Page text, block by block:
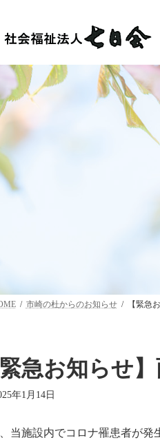
市崎の杜 【緊急
緊急お知らせ
年1月14日
当施設内でコロナ罹患者が発